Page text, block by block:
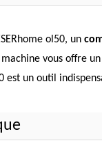
ol50, un
vous offre
est un outil